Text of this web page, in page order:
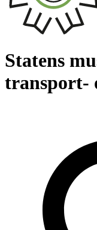
Statens
transport-